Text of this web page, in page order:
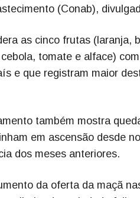
(Conab),
as cinco frutas (laranja,
tomate e alface)
e que registram maior
também mostra
em ascensão desde
dos meses anteriores.
da oferta da maçã